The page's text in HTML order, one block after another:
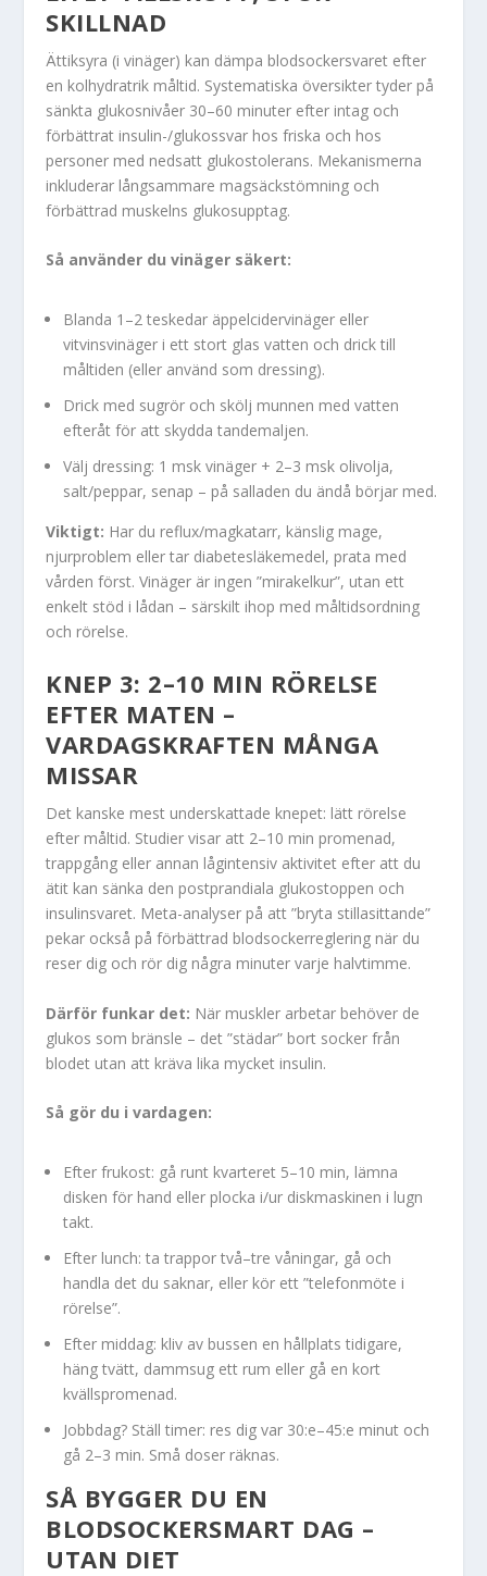
SKILLNAD
Ättiksyra (i vinäger) kan dämpa blodsockersvaret efter
en kolhydratrik måltid. Systematiska översikter tyder på
sänkta glukosnivåer 30–60 minuter efter intag och
förbättrat insulin-/glukossvar hos friska och hos
personer med nedsatt glukostolerans. Mekanismerna
inkluderar långsammare magsäckstömning och
förbättrad muskelns glukosupptag.
Så använder du vinäger säkert:
Blanda 1–2 teskedar äppelcidervinäger eller
vitvinsvinäger i ett stort glas vatten och drick till
måltiden (eller använd som dressing).
Drick med sugrör och skölj munnen med vatten
efteråt för att skydda tandemaljen.
Välj dressing: 1 msk vinäger + 2–3 msk olivolja,
salt/peppar, senap – på salladen du ändå börjar med.
Viktigt: Har du reflux/magkatarr, känslig mage,
njurproblem eller tar diabetesläkemedel, prata med
vården först. Vinäger är ingen ”mirakelkur”, utan ett
enkelt stöd i lådan – särskilt ihop med måltidsordning
och rörelse.
KNEP 3: 2–10 MIN RÖRELSE
EFTER MATEN –
VARDAGSKRAFTEN MÅNGA
MISSAR
Det kanske mest underskattade knepet: lätt rörelse
efter måltid. Studier visar att 2–10 min promenad,
trappgång eller annan lågintensiv aktivitet efter att du
ätit kan sänka den postprandiala glukostoppen och
insulinsvaret. Meta-analyser på att ”bryta stillasittande”
pekar också på förbättrad blodsockerreglering när du
reser dig och rör dig några minuter varje halvtimme.
Därför funkar det: När muskler arbetar behöver de
glukos som bränsle – det ”städar” bort socker från
blodet utan att kräva lika mycket insulin.
Så gör du i vardagen:
Efter frukost: gå runt kvarteret 5–10 min, lämna
disken för hand eller plocka i/ur diskmaskinen i lugn
takt.
Efter lunch: ta trappor två–tre våningar, gå och
handla det du saknar, eller kör ett ”telefonmöte i
rörelse”.
Efter middag: kliv av bussen en hållplats tidigare,
häng tvätt, dammsug ett rum eller gå en kort
kvällspromenad.
Jobbdag? Ställ timer: res dig var 30:e–45:e minut och
gå 2–3 min. Små doser räknas.
SÅ BYGGER DU EN
BLODSOCKERSMART DAG –
UTAN DIET